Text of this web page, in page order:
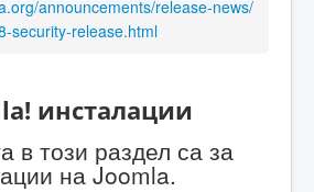
announcements/release-news/
security-release.html
инсталации
в този раздел са за
на Joomla.